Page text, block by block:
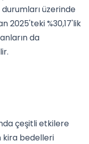
üzerinde
2025'teki %30,17'lik
da
çeşitli etkilere
kira bedelleri